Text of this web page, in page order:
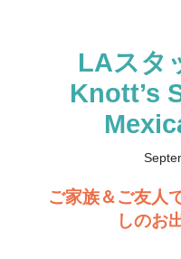
LAスタ
Knott’s
ご家族＆ご友人
しのお